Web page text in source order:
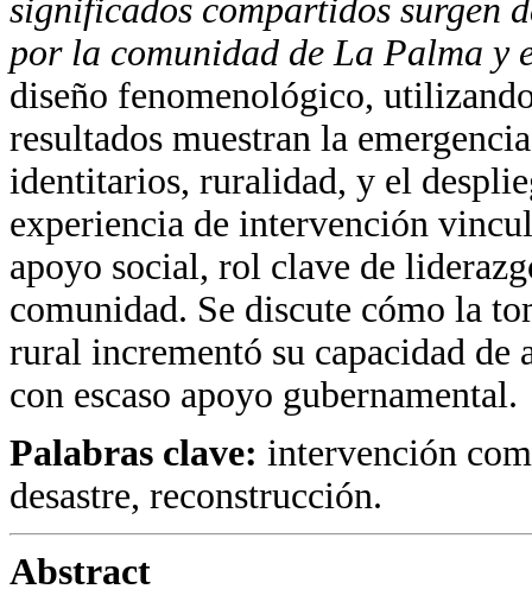
significados compartidos surgen
por la comunidad de La Palma y
diseño fenomenológico,
resultados muestran la
identitarios, ruralidad, y el
experiencia de intervención
apoyo social, rol clave de
comunidad. Se discute cómo la
rural incrementó su capacidad de
con escaso apoyo gubernamental.
Palabras clave: intervención
desastre, reconstrucción.
Abstract